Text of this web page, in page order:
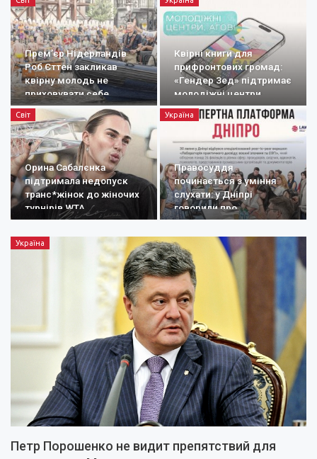
Прем’єр Нідерландів
Роб Єттен закликав
квірну молодь не
приховувати себе
Квірні книги для
прифронтових громад:
«Гендер Зед» підтримає
молодіжні центри
Світ
Орина Сабалєнка
підтримала недопуск
транс*жінок до жіночих
турнірів WTA
Україна
Правосуддя
починається з уміння
слухати: у Дніпрі
говорили про
документування
воєнних злочинів
проти…
Україна
Петр Порошенко не видит препятствий для